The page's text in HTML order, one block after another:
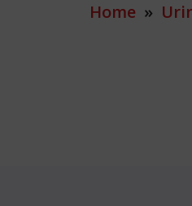
Home»